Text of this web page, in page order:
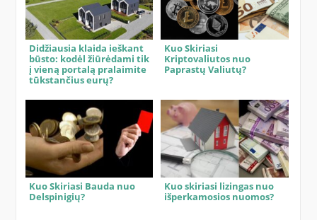
Didžiausia klaida ieškant
būsto: kodėl žiūrėdami tik
į vieną portalą pralaimite
tūkstančius eurų?
Kuo Skiriasi
Kriptovaliutos nuo
Paprastų Valiutų?
Kuo Skiriasi Bauda nuo
Delspinigių?
Kuo skiriasi lizingas nuo
išperkamosios nuomos?